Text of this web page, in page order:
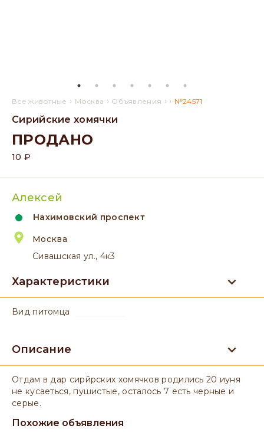
Все животные › Москва › Объявления › › №24571
Сирийские хомячки
ПРОДАНО
10 ₽
Алексей
Нахимовский проспект
Москва
Сивашская ул., 4к3
Характеристики
вид питомца
Описание
Отдам в дар сирйрских хомячков родились 20 иуня
не кусаеться, пушистые, осталось 7 есть черные и
серые.
Похожие объявления